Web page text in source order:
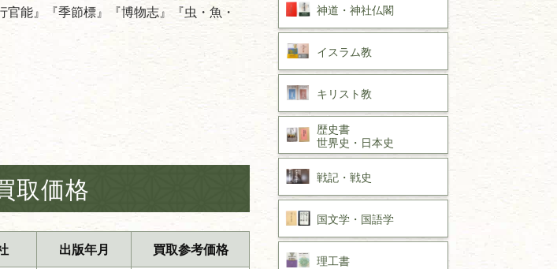
能』『季節標』『博物志』『虫・魚・
取価格
出版年月
買取参考価格
神道・神社仏閣
イスラム教
キリスト教
歴史書
世界史・ 日本史
戦記・戦史
国文学・ 国語学
理工書